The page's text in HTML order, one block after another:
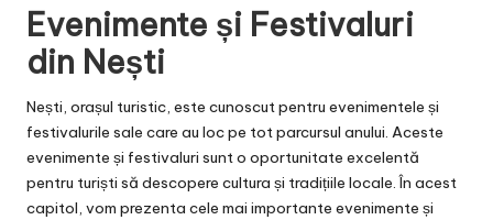
Evenimente și Festivaluri
din Nești
Nești, orașul turistic, este cunoscut pentru evenimentele și
festivalurile sale care au loc pe tot parcursul anului. Aceste
evenimente și festivaluri sunt o oportunitate excelentă
pentru turiști să descopere cultura și tradițiile locale. În acest
capitol, vom prezenta cele mai importante evenimente și